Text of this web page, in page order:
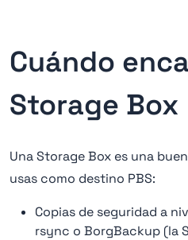
Cuándo
Storage Box
Una Storage Box es una
usas como destino PBS:
Copias de seguridad a
rsync o BorgBackup (la